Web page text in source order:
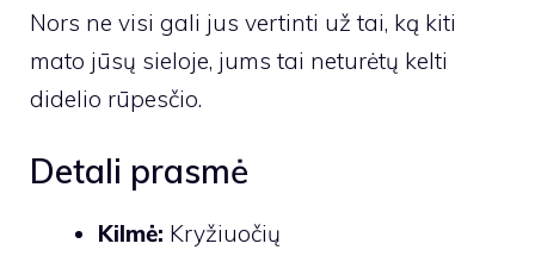
Nors ne visi gali jus vertinti už tai, ką kiti
mato jūsų sieloje, jums tai neturėtų kelti
didelio rūpesčio.
Detali prasmė
Kilmė: Kryžiuočių